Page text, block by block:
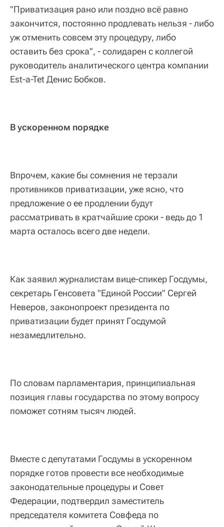
"Приватизация рано или поздно всё равно
закончится, постоянно продлевать нельзя - либо
уж отменить совсем эту процедуру, либо
оставить без срока", - солидарен с коллегой
руководитель аналитического центра компании
Est-a-Tet Денис Бобков.
В ускоренном порядке
Впрочем, какие бы сомнения не терзали
противников приватизации, уже ясно, что
предложение о ее продлении будут
рассматривать в кратчайшие сроки - ведь до 1
марта осталось всего две недели.
Как заявил журналистам вице-спикер Госдумы,
секретарь Генсовета "Единой России" Сергей
Неверов, законопроект президента по
приватизации будет принят Госдумой
незамедлительно.
По словам парламентария, принципиальная
позиция главы государства по этому вопросу
поможет сотням тысяч людей.
Вместе с депутатами Госдумы в ускоренном
порядке готов провести все необходимые
законодательные процедуры и Совет
Федерации, подтвердил заместитель
председателя комитета Совфеда по